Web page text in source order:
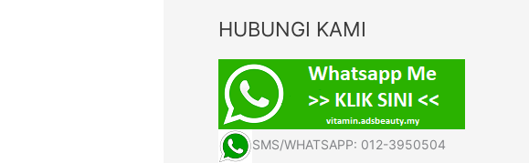
HUBUNGI KAMI
SMS/WHATSAPP: 012-3950504